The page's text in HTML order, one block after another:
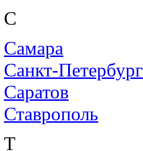
С
Самара
Санкт-Петербург
Саратов
Ставрополь
Т